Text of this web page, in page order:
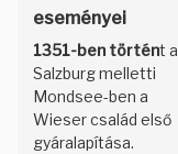
eseményei
1351-ben történt a
Salzburg melletti
Mondsee-ben a
Wieser család első
gyáralapítása.